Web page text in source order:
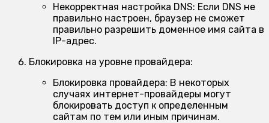
Некорректная настройка DNS: Если DNS не
правильно настроен, браузер не сможет
правильно разрешить доменное имя сайта в
IP-адрес.
Блокировка на уровне провайдера:
Блокировка провайдера: В некоторых
случаях интернет-провайдеры могут
блокировать доступ к определенным
сайтам по тем или иным причинам.